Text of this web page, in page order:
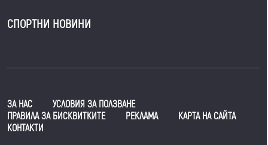
СПОРТНИ НОВИНИ
ЗА НАС
УСЛОВИЯ ЗА ПОЛЗВАНЕ
ПРАВИЛА ЗА БИСКВИТКИТЕ
РЕКЛАМА
КАРТА НА САЙТА
КОНТАКТИ